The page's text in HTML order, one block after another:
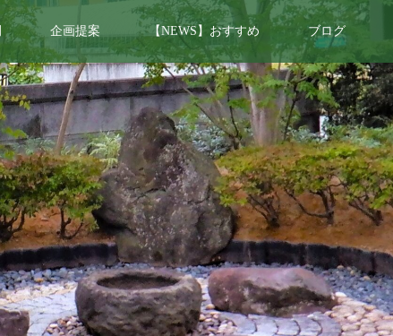
企画提案 【NEWS】おすすめ ブログ